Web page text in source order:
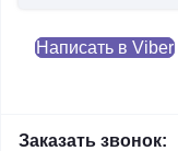
Написать в Viber
Заказать звонок: